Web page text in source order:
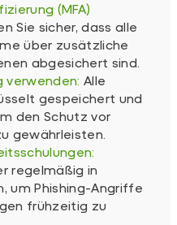
(MFA)
Sie sicher, dass alle
über zusätzliche
abgesichert sind.
verwenden: Alle
gespeichert und
den Schutz vor
gewährleisten.
regelmäßig in
um Phishing-Angriffe
frühzeitig zu